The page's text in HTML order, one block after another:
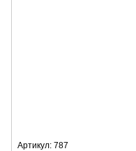
Артикул: 787